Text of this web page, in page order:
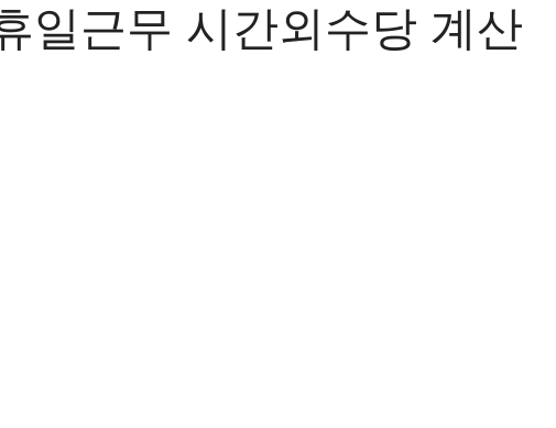
일근무 시간외수당 계산